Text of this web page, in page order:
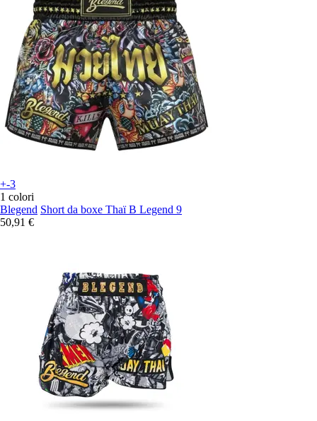
+-3
1 colori
Blegend Short da boxe Thaï B Legend 9
50,91 €